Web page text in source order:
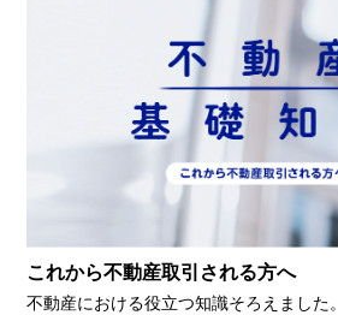
これから不動産取引される方へ
不動産における役立つ知識そろえました。